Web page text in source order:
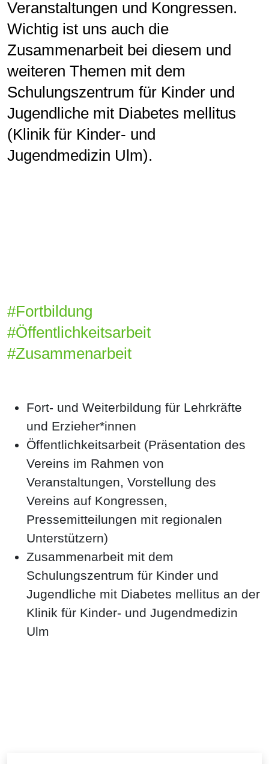
Veranstaltungen und Kongressen.
Wichtig ist uns auch die
Zusammenarbeit bei diesem und
weiteren Themen mit dem
Schulungszentrum für Kinder und
Jugendliche mit Diabetes mellitus
(Klinik für Kinder- und
Jugendmedizin Ulm).
#Fortbildung
#Öffentlichkeitsarbeit
#Zusammenarbeit
Fort- und Weiterbildung für Lehrkräfte
und Erzieher*innen
Öffentlichkeitsarbeit (Präsentation des
Vereins im Rahmen von
Veranstaltungen, Vorstellung des
Vereins auf Kongressen,
Pressemitteilungen mit regionalen
Unterstützern)
Zusammenarbeit mit dem
Schulungszentrum für Kinder und
Jugendliche mit Diabetes mellitus an der
Klinik für Kinder- und Jugendmedizin
Ulm